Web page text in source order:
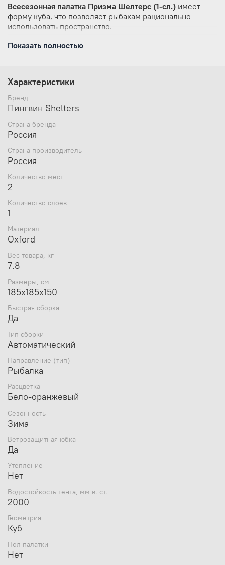
Всесезонная палатка Призма Шелтерс (1-сл.) имеет
форму куба, что позволяет рыбакам рационально
использовать пространство.
Сверлить лунки теперь можно прямо
палатка ПРИЗМА более ветроустойчива.
выдерживает порывистый ветер. Легко ставится
Тент ПРИЗМА выполнен из ткани Оксфорд 240,
которая выдерживает столб воды не менее
Шелтерс можно использовать как зимой, так
и летом
За 30 секунд, открыв две молнии, одна сторона
рыбалки. Установив палатку на берегу водоёма,
открытый доступ к воде и абсолютно свободно
работаете со снастями. Вещи, прикормка, насадка,
снасти — всё находится рядом в укрытии.
Не гладить, не отбеливать, щадящий до 40,
Видеообзор Пингвин Призма Шелтерс:
Характеристики:
Бренд
Страна бренда
Цвета
Вес, кг
Показать полностью
Характеристики
Бренд
Пингвин Shelters
Страна бренда
Россия
Страна производитель
Россия
Количество мест
2
Количество слоев
1
Материал
Oxford
Вес товара, кг
7.8
Размеры, см
185х185х150
Быстрая сборка
Да
Тип сборки
Автоматический
Направление (тип)
Рыбалка
Расцветка
Бело-оранжевый
Сезонность
Зима
Ветрозащитная юбка
Да
Утепление
Нет
Водостойкость тента, мм в. ст.
2000
Геометрия
Куб
Пол палатки
Нет